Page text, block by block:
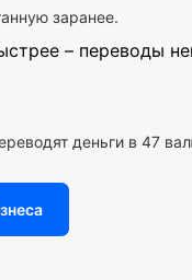
заранее.
– переводы
деньги в 47